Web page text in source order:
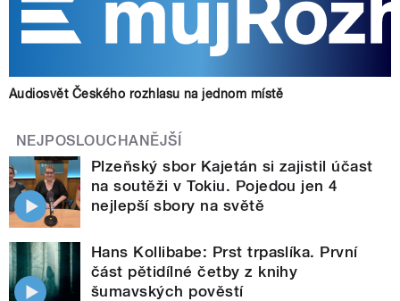
Audiosvět Českého rozhlasu na jednom místě
NEJPOSLOUCHANĚJŠÍ
Plzeňský sbor Kajetán si zajistil účast
na soutěži v Tokiu. Pojedou jen 4
nejlepší sbory na světě
Hans Kollibabe: Prst trpaslíka. První
část pětidílné četby z knihy
šumavských pověstí